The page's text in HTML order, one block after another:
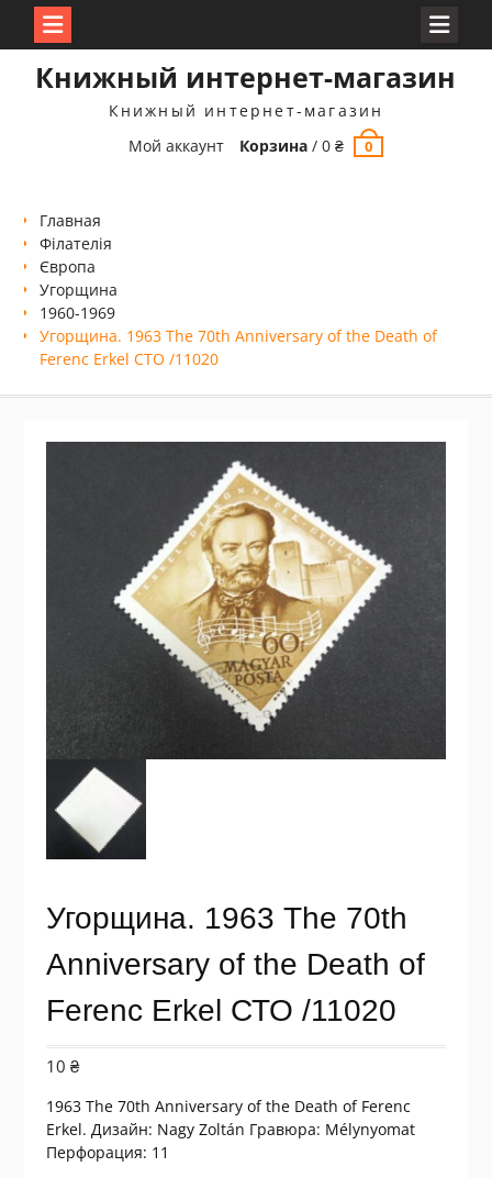
Книжный интернет-магазин
Книжный интернет-магазин
Мой аккаунт
Корзина /0₴ 0
Главная
Філателія
Європа
Угорщина
1960-1969
Угорщина. 1963 The 70th Anniversary of the Death of
Ferenc Erkel СТО /11020
Угорщина. 1963 The 70th
Anniversary of the Death of
Ferenc Erkel СТО /11020
10 ₴
1963 The 70th Anniversary of the Death of Ferenc
Erkel. Дизайн: Nagy Zoltán Гравюра: Mélynyomat
Перфорация: 11